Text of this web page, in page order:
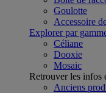
Goulotte
Accessoire
Explorer par
Céliane
Dooxie
Mosaic
Retrouver les infos
Anciens